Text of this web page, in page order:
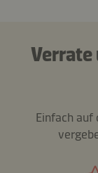
Verrate
Einfach auf